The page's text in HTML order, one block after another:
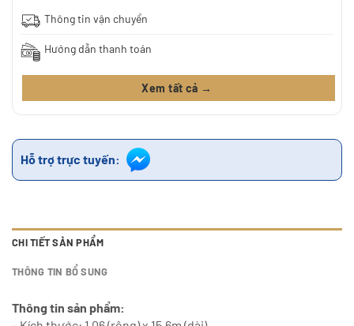
Thông tin vận chuyển
Hướng dẫn thanh toán
Xem tất cả →
Hỗ trợ trực tuyến:
CHI TIẾT SẢN PHẨM
THÔNG TIN BỔ SUNG
Thông tin sản phẩm: